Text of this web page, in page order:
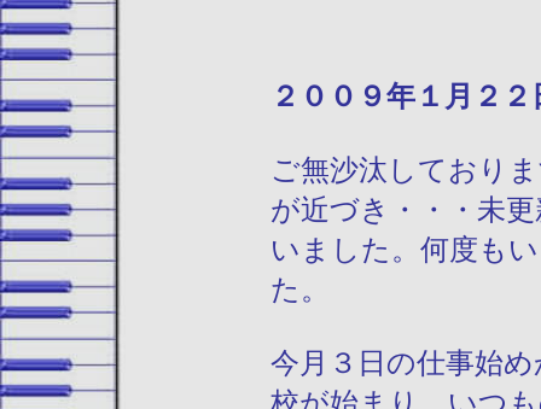
２００９年
ご無沙汰しており
が近づき・・・未
いました。何度も
た。
今月３日の仕事始
校が始まり、いつ